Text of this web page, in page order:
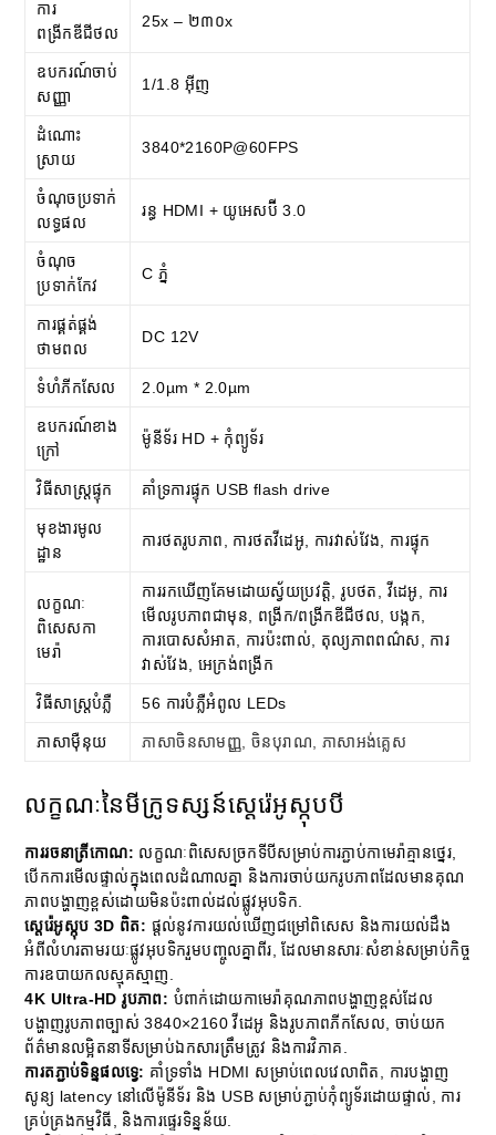
ការ
ពង្រីកឌីជីថល
25x – ២៣០x
ឧបករណ៍ចាប់
សញ្ញា
1/1.8 អ៊ីញ
ដំណោះ
ស្រាយ
3840*2160P@60FPS
ចំណុចប្រទាក់
លទ្ធផល
រន្ធ HDMI + យូអេសប៊ី 3.0
ចំណុច
ប្រទាក់កែវ
C ភ្នំ
ការផ្គត់ផ្គង់
ថាមពល
DC 12V
ទំហំភីកសែល 2.0µm * 2.0µm
ឧបករណ៍ខាង
ក្រៅ
ម៉ូនីទ័រ HD + កុំព្យូទ័រ
វិធីសាស្ត្រផ្ទុក គាំទ្រការផ្ទុក USB flash drive
មុខងារមូល
ដ្ឋាន
ការថតរូបភាព, ការថតវីដេអូ, ការវាស់វែង, ការផ្ទុក
លក្ខណៈ
ពិសេសកា
មេរ៉ា
ការរកឃើញគែមដោយស្វ័យប្រវត្តិ, រូបថត, វីដេអូ, ការ
មើលរូបភាពជាមុន, ពង្រីក/ពង្រីកឌីជីថល, បង្កក,
ការបោសសំអាត, ការប៉ះពាល់, តុល្យភាពពណ៌ស, ការ
វាស់វែង, អេក្រង់ពង្រីក
វិធីសាស្រ្តបំភ្លឺ 56 ការបំភ្លឺអំពូល LEDs
ភាសាម៉ឺនុយ ភាសាចិនសាមញ្ញ, ចិនបុរាណ, ភាសាអង់គ្លេស
លក្ខណៈនៃមីក្រូទស្សន៍ស្តេរ៉េអូស្កុបបី
ការរចនាត្រីកោណ: លក្ខណៈ​ពិសេស​ច្រក​ទីបី​សម្រាប់​ការ​ភ្ជាប់​កាមេរ៉ា​គ្មាន​ថ្នេរ,
បើកការមើលផ្ទាល់ក្នុងពេលដំណាលគ្នា និងការចាប់យករូបភាពដែលមានគុណ
ភាពបង្ហាញខ្ពស់ដោយមិនប៉ះពាល់ដល់ផ្លូវអុបទិក.
ស្តេរ៉េអូស្កុប 3D ពិត: ផ្តល់នូវការយល់ឃើញជម្រៅពិសេស និងការយល់ដឹង
អំពីលំហរតាមរយៈផ្លូវអុបទិករួមបញ្ចូលគ្នាពីរ, ដែលមានសារៈសំខាន់សម្រាប់កិច្ច
ការឧបាយកលស្មុគស្មាញ.
4K Ultra-HD រូបភាព: បំពាក់​ដោយ​កាមេរ៉ា​គុណភាព​បង្ហាញ​ខ្ពស់​ដែល​
បង្ហាញ​រូបភាព​ច្បាស់ 3840×2160 វីដេអូ និងរូបភាពភីកសែល, ចាប់យក
ព័ត៌មានលម្អិតនាទីសម្រាប់ឯកសារត្រឹមត្រូវ និងការវិភាគ.
ការតភ្ជាប់ទិន្នផលទ្វេ: គាំទ្រទាំង HDMI សម្រាប់ពេលវេលាពិត, ការបង្ហាញ
សូន្យ latency នៅលើម៉ូនីទ័រ និង USB សម្រាប់ភ្ជាប់កុំព្យូទ័រដោយផ្ទាល់, ការ
គ្រប់គ្រងកម្មវិធី, និងការផ្ទេរទិន្នន័យ.